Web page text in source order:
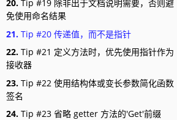
20. Tip #19 除非出于文档说明需要，否则避
免使用命名结果
21. Tip #20 传递值，而不是指针
22. Tip #21 定义方法时，优先使用指针作为
接收器
23. Tip #22 使用结构体或变长参数简化函数
签名
24. Tip #23 省略 getter 方法的'Get'前缀